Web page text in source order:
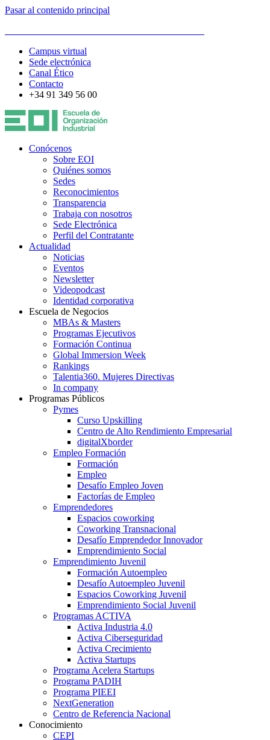
Pasar al contenido principal
Campus virtual
Sede electrónica
Canal Ético
Contacto
+34 91 349 56 00
Conócenos
Sobre EOI
Quiénes somos
Sedes
Reconocimientos
Transparencia
Trabaja con nosotros
Sede Electrónica
Perfil del Contratante
Actualidad
Noticias
Eventos
Newsletter
Videopodcast
Identidad corporativa
Escuela de Negocios
MBAs & Masters
Programas Ejecutivos
Formación Continua
Global Immersion Week
Rankings
Talentia360. Mujeres Directivas
In company
Programas Públicos
Pymes
Curso Upskilling
Centro de Alto Rendimiento Empresarial
digitalXborder
Empleo Formación
Formación
Empleo
Desafío Empleo Joven
Factorías de Empleo
Emprendedores
Espacios coworking
Coworking Transnacional
Desafío Emprendedor Innovador
Emprendimiento Social
Emprendimiento Juvenil
Formación Autoempleo
Desafío Autoempleo Juvenil
Espacios Coworking Juvenil
Emprendimiento Social Juvenil
Programas ACTIVA
Activa Industria 4.0
Activa Ciberseguridad
Activa Crecimiento
Activa Startups
Programa Acelera Startups
Programa PADIH
Programa PIEEI
NextGeneration
Centro de Referencia Nacional
Conocimiento
CEPI